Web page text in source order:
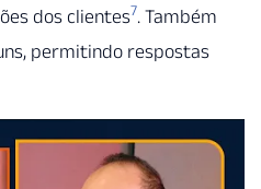
dos clientes7. Também
permitindo respostas